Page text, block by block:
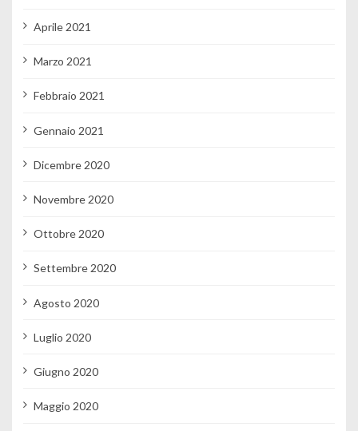
Aprile 2021
Marzo 2021
Febbraio 2021
Gennaio 2021
Dicembre 2020
Novembre 2020
Ottobre 2020
Settembre 2020
Agosto 2020
Luglio 2020
Giugno 2020
Maggio 2020